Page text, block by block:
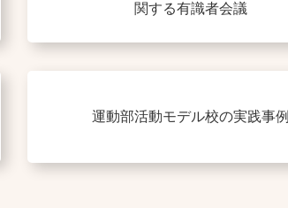
関する有識者会議
運動部活動モデル校の実践事例